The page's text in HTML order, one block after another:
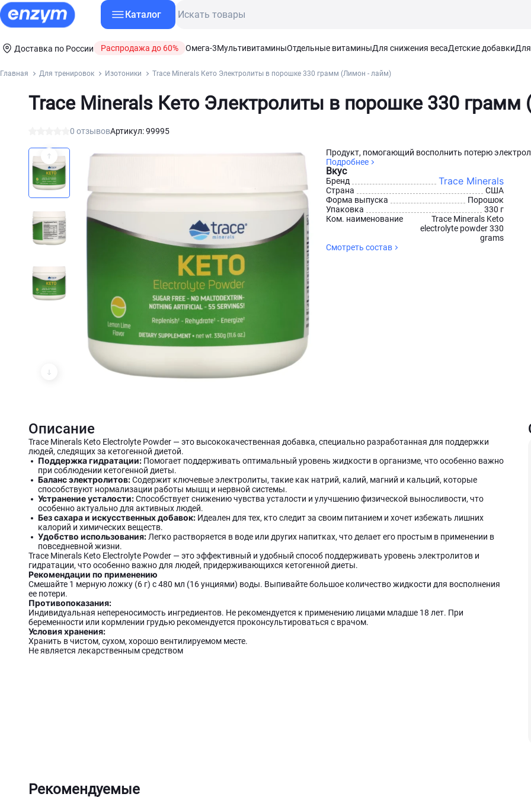
Каталог
Доставка по России Распродажа до 60% Омега-3МультивитаминыОтдельные витаминыДля снижения весаДетские добавки
Главная Для тренировок Изотоники Trace Minerals Кето Электролиты в порошке 330 грамм (Лимон - лайм)
Trace Minerals Кето Электролиты в порошке 330
0 отзывовАртикул: 99995
Продукт, помогающий восполнить потерю
Подробнее
Вкус
Бренд Trace Minerals
Страна
США
Форма выпуска
Порошок
Упаковка
330 г
Ком. наименование
Trace Minerals Keto
electrolyte powder 330
grams
Смотреть состав
Описание
Trace Minerals Keto Electrolyte Powder — это высококачественная добавка, специально разработанная для поддержки
людей, следящих за кетогенной диетой.
Поддержка гидратации: Помогает поддерживать оптимальный уровень жидкости в организме, что особенно важно
при соблюдении кетогенной диеты.
Баланс электролитов:Содержит ключевые электролиты, такие как натрий, калий, магний и кальций, которые
способствуют нормализации работы мышц и нервной системы.
Устранение усталости:Способствует снижению чувства усталости и улучшению физической выносливости, что
особенно актуально для активных людей.
Без сахара и искусственных добавок: Идеален для тех, кто следит за своим питанием и хочет избежать лишних
калорий и химических веществ.
Удобство использования: Легко растворяется в воде или других напитках, что делает его простым в применении в
повседневной жизни.
Trace Minerals Keto Electrolyte Powder — это эффективный и удобный способ поддерживать уровень электролитов и
гидратации, что особенно важно для людей, придерживающихся кетогенной диеты.
Рекомендации по применению
Смешайте 1 мерную ложку (6 г) с 480 мл (16 унциями) воды. Выпивайте большое количество жидкости для восполнения
ее потери.
Противопоказания:
Индивидуальная непереносимость ингредиентов. Не рекомендуется к применению лицами младше 18 лет. При
беременности или кормлении грудью рекомендуется проконсультироваться с врачом.
Условия хранения:
Хранить в чистом, сухом, хорошо вентилируемом месте.
Не является лекарственным средством
Рекомендуемые